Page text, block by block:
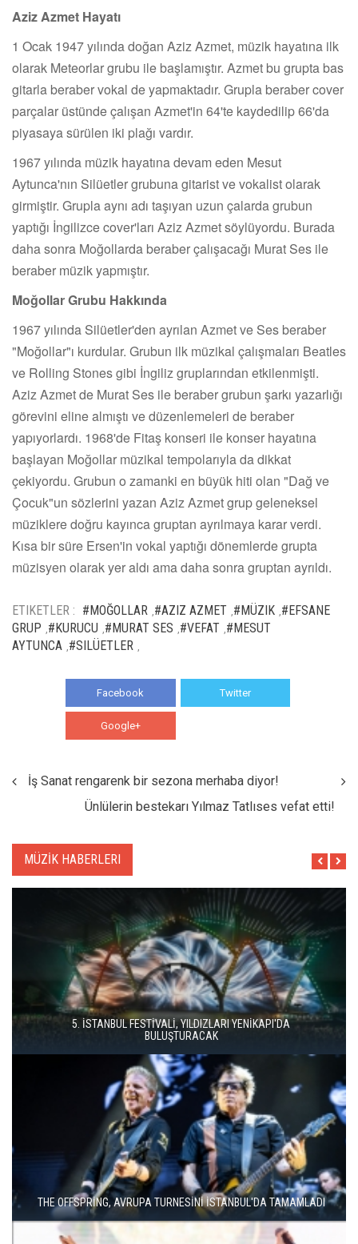
Aziz Azmet Hayatı
1 Ocak 1947 yılında doğan Aziz Azmet, müzik hayatına ilk
olarak Meteorlar grubu ile başlamıştır. Azmet bu grupta bas
gitarla beraber vokal de yapmaktadır. Grupla beraber cover
parçalar üstünde çalışan Azmet'in 64'te kaydedilip 66'da
piyasaya sürülen iki plağı vardır.
1967 yılında müzik hayatına devam eden Mesut
Aytunca'nın Silüetler grubuna gitarist ve vokalist olarak
girmiştir. Grupla aynı adı taşıyan uzun çalarda grubun
yaptığı İngilizce cover'ları Aziz Azmet söylüyordu. Burada
daha sonra Moğollarda beraber çalışacağı Murat Ses ile
beraber müzik yapmıştır.
Moğollar Grubu Hakkında
1967 yılında Silüetler'den ayrılan Azmet ve Ses beraber
"Moğollar"ı kurdular. Grubun ilk müzikal çalışmaları Beatles
ve Rolling Stones gibi İngiliz gruplarından etkilenmişti.
Aziz Azmet de Murat Ses ile beraber grubun şarkı yazarlığı
görevini eline almıştı ve düzenlemeleri de beraber
yapıyorlardı. 1968'de Fitaş konseri ile konser hayatına
başlayan Moğollar müzikal tempolarıyla da dikkat
çekiyordu. Grubun o zamanki en büyük hiti olan "Dağ ve
Çocuk"un sözlerini yazan Aziz Azmet grup geleneksel
müziklere doğru kayınca gruptan ayrılmaya karar verdi.
Kısa bir süre Ersen'in vokal yaptığı dönemlerde grupta
müzisyen olarak yer aldı ama daha sonra gruptan ayrıldı.
ETIKETLER : #MOĞOLLAR #AZIZ AZMET #MÜZIK #EFSANE
GRUP #KURUCU #MURAT SES #VEFAT #MESUT
AYTUNCA #SILÜETLER
Facebook Twitter
Google+
İş Sanat rengarenk bir sezona merhaba diyor!
Ünlülerin bestekarı Yılmaz Tatlıses vefat etti!
MÜZİK HABERLERI
İSTANBUL MÜZİK FESTİVALİ'NDE TURGAY ERDENER'DEN
"KÖROĞLU" ÇAĞRISI
MODERN METALİN ÖNCÜSÜ TRİVİUM İSTANBUL'A GELİYOR